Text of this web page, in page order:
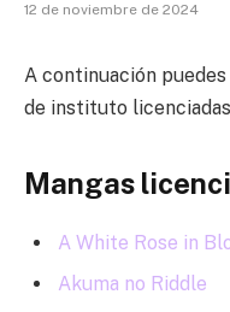
12 de noviembre de 2024
A continuación
de instituto licenciadas
Mangas
A White Rose in
Akuma no Riddle